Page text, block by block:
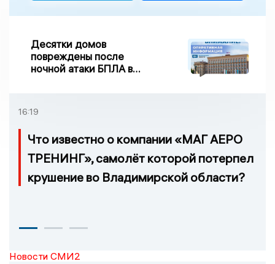
Десятки домов
повреждены после
ночной атаки БПЛА в
16:19
Что известно о компании «МАГ АЕРО
ТРЕНИНГ», самолёт которой потерпел
крушение во Владимирской области?
Новости СМИ2